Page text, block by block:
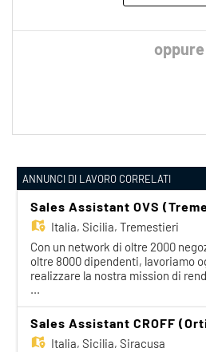
oppure
ANNUNCI DI LAVORO CORRELATI
Italia, Sicilia, Tremestieri
Con un network di oltre 2000
oltre 8000 dipendenti, lavoriamo
realizzare la nostra mission di
accessibile a tutti. Facciamo la
nostri clienti attraverso i brand
OVS, OVS Kids, UPIM, Blukids,
Shaka, Goldenpoint, Stefanel. Ogni
prepariamo il negozio e
...
Sales Assistant CROFF
Italia, Sicilia, Siracusa